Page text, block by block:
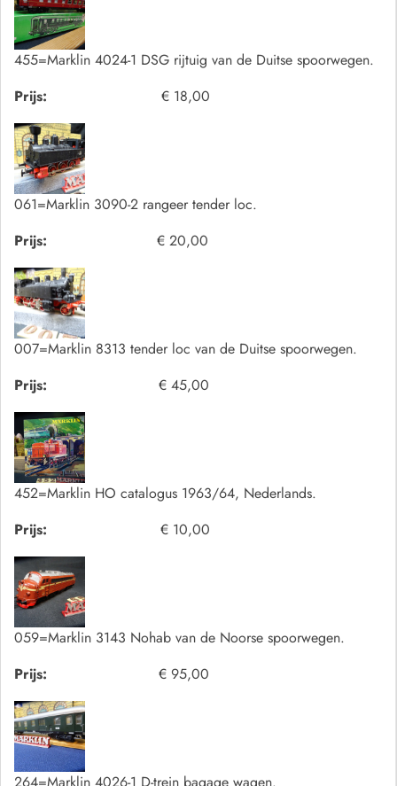
455=Marklin 4024-1 DSG rijtuig van de Duitse spoorwegen.
Prijs:
€ 18,00
061=Marklin 3090-2 rangeer tender loc.
Prijs:
€ 20,00
007=Marklin 8313 tender loc van de Duitse spoorwegen.
Prijs:
€ 45,00
452=Marklin HO catalogus 1963/64, Nederlands.
Prijs:
€ 10,00
059=Marklin 3143 Nohab van de Noorse spoorwegen.
Prijs:
€ 95,00